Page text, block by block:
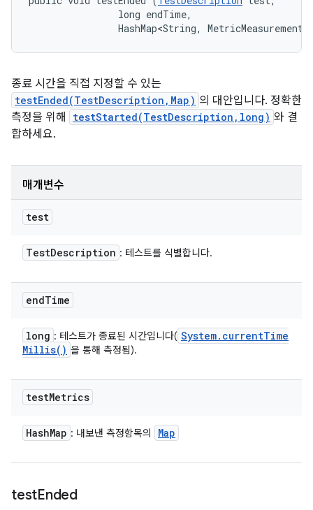
                long endTime,
HashMap<String,
종료 시간을 직접 지정할 수 있는
testEnded(TestDescription,Map) 의 대안입니다. 정확한
측정을 위해
testStarted(TestDescription,long) 와 결
합하세요.
매개변수
test
TestDescription : 테스트를 식별합니다.
endTime
long : 테스트가 종료된 시간입니다( System. currentTime
Millis( ) 을 통해 측정됨).
testMetrics
HashMap : 내보낸 측정항목의 Map
testEnded